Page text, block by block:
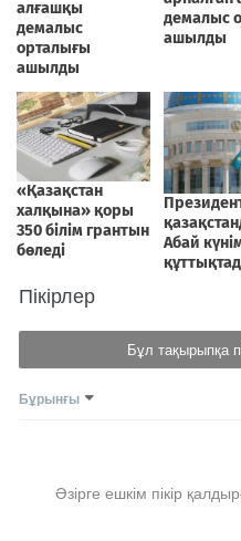
Пікірлер
Бұл тақырыпқа
Бұрынғы
Әзірге ешкім пікір